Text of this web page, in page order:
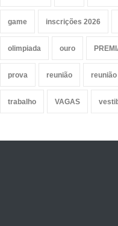
game inscrições 2026
olimpiada ouro
prova reunião
trabalho VAGAS